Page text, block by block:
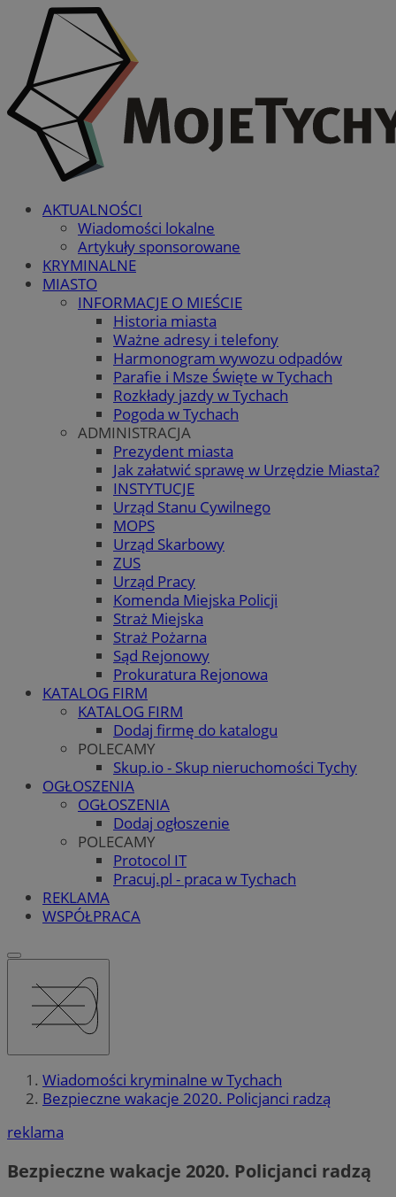
AKTUALNOŚCI
Wiadomości lokalne
Artykuły sponsorowane
KRYMINALNE
MIASTO
INFORMACJE O MIEŚCIE
Historia miasta
Ważne adresy i telefony
Harmonogram wywozu odpadów
Parafie i Msze Święte w Tychach
Rozkłady jazdy w Tychach
Pogoda w Tychach
ADMINISTRACJA
Prezydent miasta
Jak załatwić sprawę w Urzędzie Miasta?
INSTYTUCJE
Urząd Stanu Cywilnego
MOPS
Urząd Skarbowy
ZUS
Urząd Pracy
Komenda Miejska Policji
Straż Miejska
Straż Pożarna
Sąd Rejonowy
Prokuratura Rejonowa
KATALOG FIRM
KATALOG FIRM
Dodaj firmę do katalogu
POLECAMY
Skup.io - Skup nieruchomości Tychy
OGŁOSZENIA
OGŁOSZENIA
Dodaj ogłoszenie
POLECAMY
Protocol IT
Pracuj.pl - praca w Tychach
REKLAMA
WSPÓŁPRACA
Wiadomości kryminalne w Tychach
Bezpieczne wakacje 2020. Policjanci radzą
reklama
Bezpieczne wakacje 2020. Policjanci radzą